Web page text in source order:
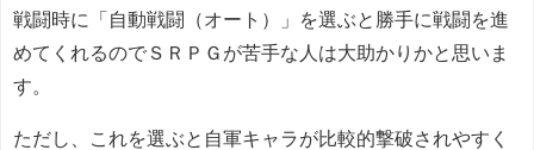
戦闘時に「自動戦闘（オート）」を選ぶと勝手に戦闘を進
めてくれるのでＳＲＰＧが苦手な人は大助かりかと思いま
す。
ただし、これを選ぶと自軍キャラが比較的撃破されやすく